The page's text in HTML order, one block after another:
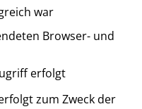
war
Browser- und
erfolgt
zum Zweck der